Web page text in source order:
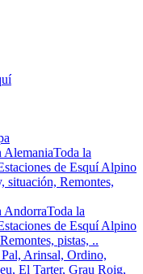
AlemaniaToda la
de Esquí Alpino
situación, Remontes,
AndorraToda la
de Esquí Alpino
pistas, ..
Arinsal, Ordino,
El Tarter, Grau Roig,